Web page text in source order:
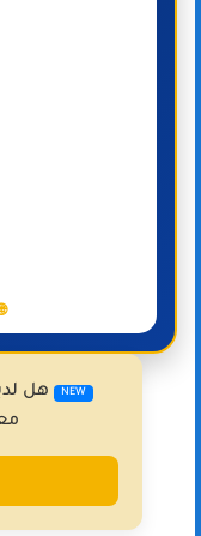
NEW
هل